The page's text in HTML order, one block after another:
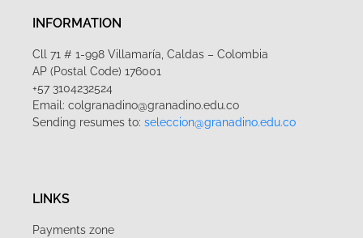
INFORMATION
Cll 71 # 1-998 Villamaría, Caldas – Colombia
AP (Postal Code) 176001
+57 3104232524
Email: colgranadino@granadino.edu.co
Sending resumes to: seleccion@granadino.edu.co
LINKS
Payments zone